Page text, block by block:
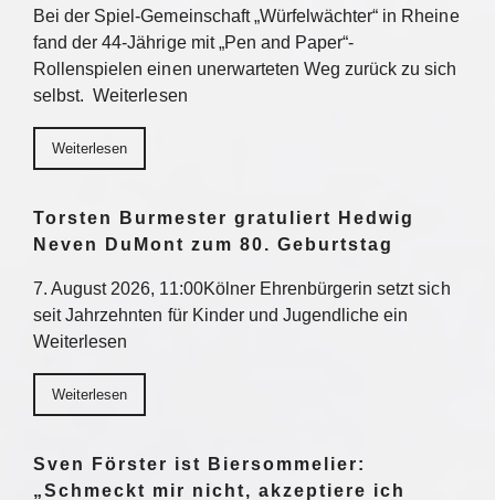
Bei der Spiel-Gemeinschaft „Würfelwächter“ in Rheine
fand der 44-Jährige mit „Pen and Paper“-
Rollenspielen einen unerwarteten Weg zurück zu sich
selbst. Weiterlesen
Weiterlesen
Torsten Burmester gratuliert Hedwig
Neven DuMont zum 80. Geburtstag
7. August 2026, 11:00Kölner Ehrenbürgerin setzt sich
seit Jahrzehnten für Kinder und Jugendliche ein
Weiterlesen
Weiterlesen
Sven Förster ist Biersommelier:
„Schmeckt mir nicht, akzeptiere ich